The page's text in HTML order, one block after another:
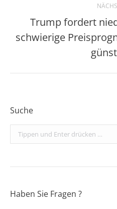
Trump fordert
schwierige
Suche
Search:
Haben Sie Fragen ?